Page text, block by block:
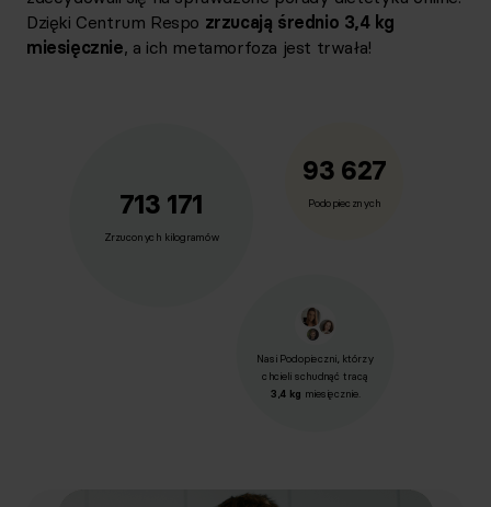
Dzięki Centrum Respo zrzucają średnio 3,4 kg
miesięcznie, a ich metamorfoza jest trwała!
713 171
Zrzuconych kilogramów
93 627
Podopiecznych
Nasi Podopieczni, którzy
chcieli schudnąć tracą
3,4 kg miesięcznie.